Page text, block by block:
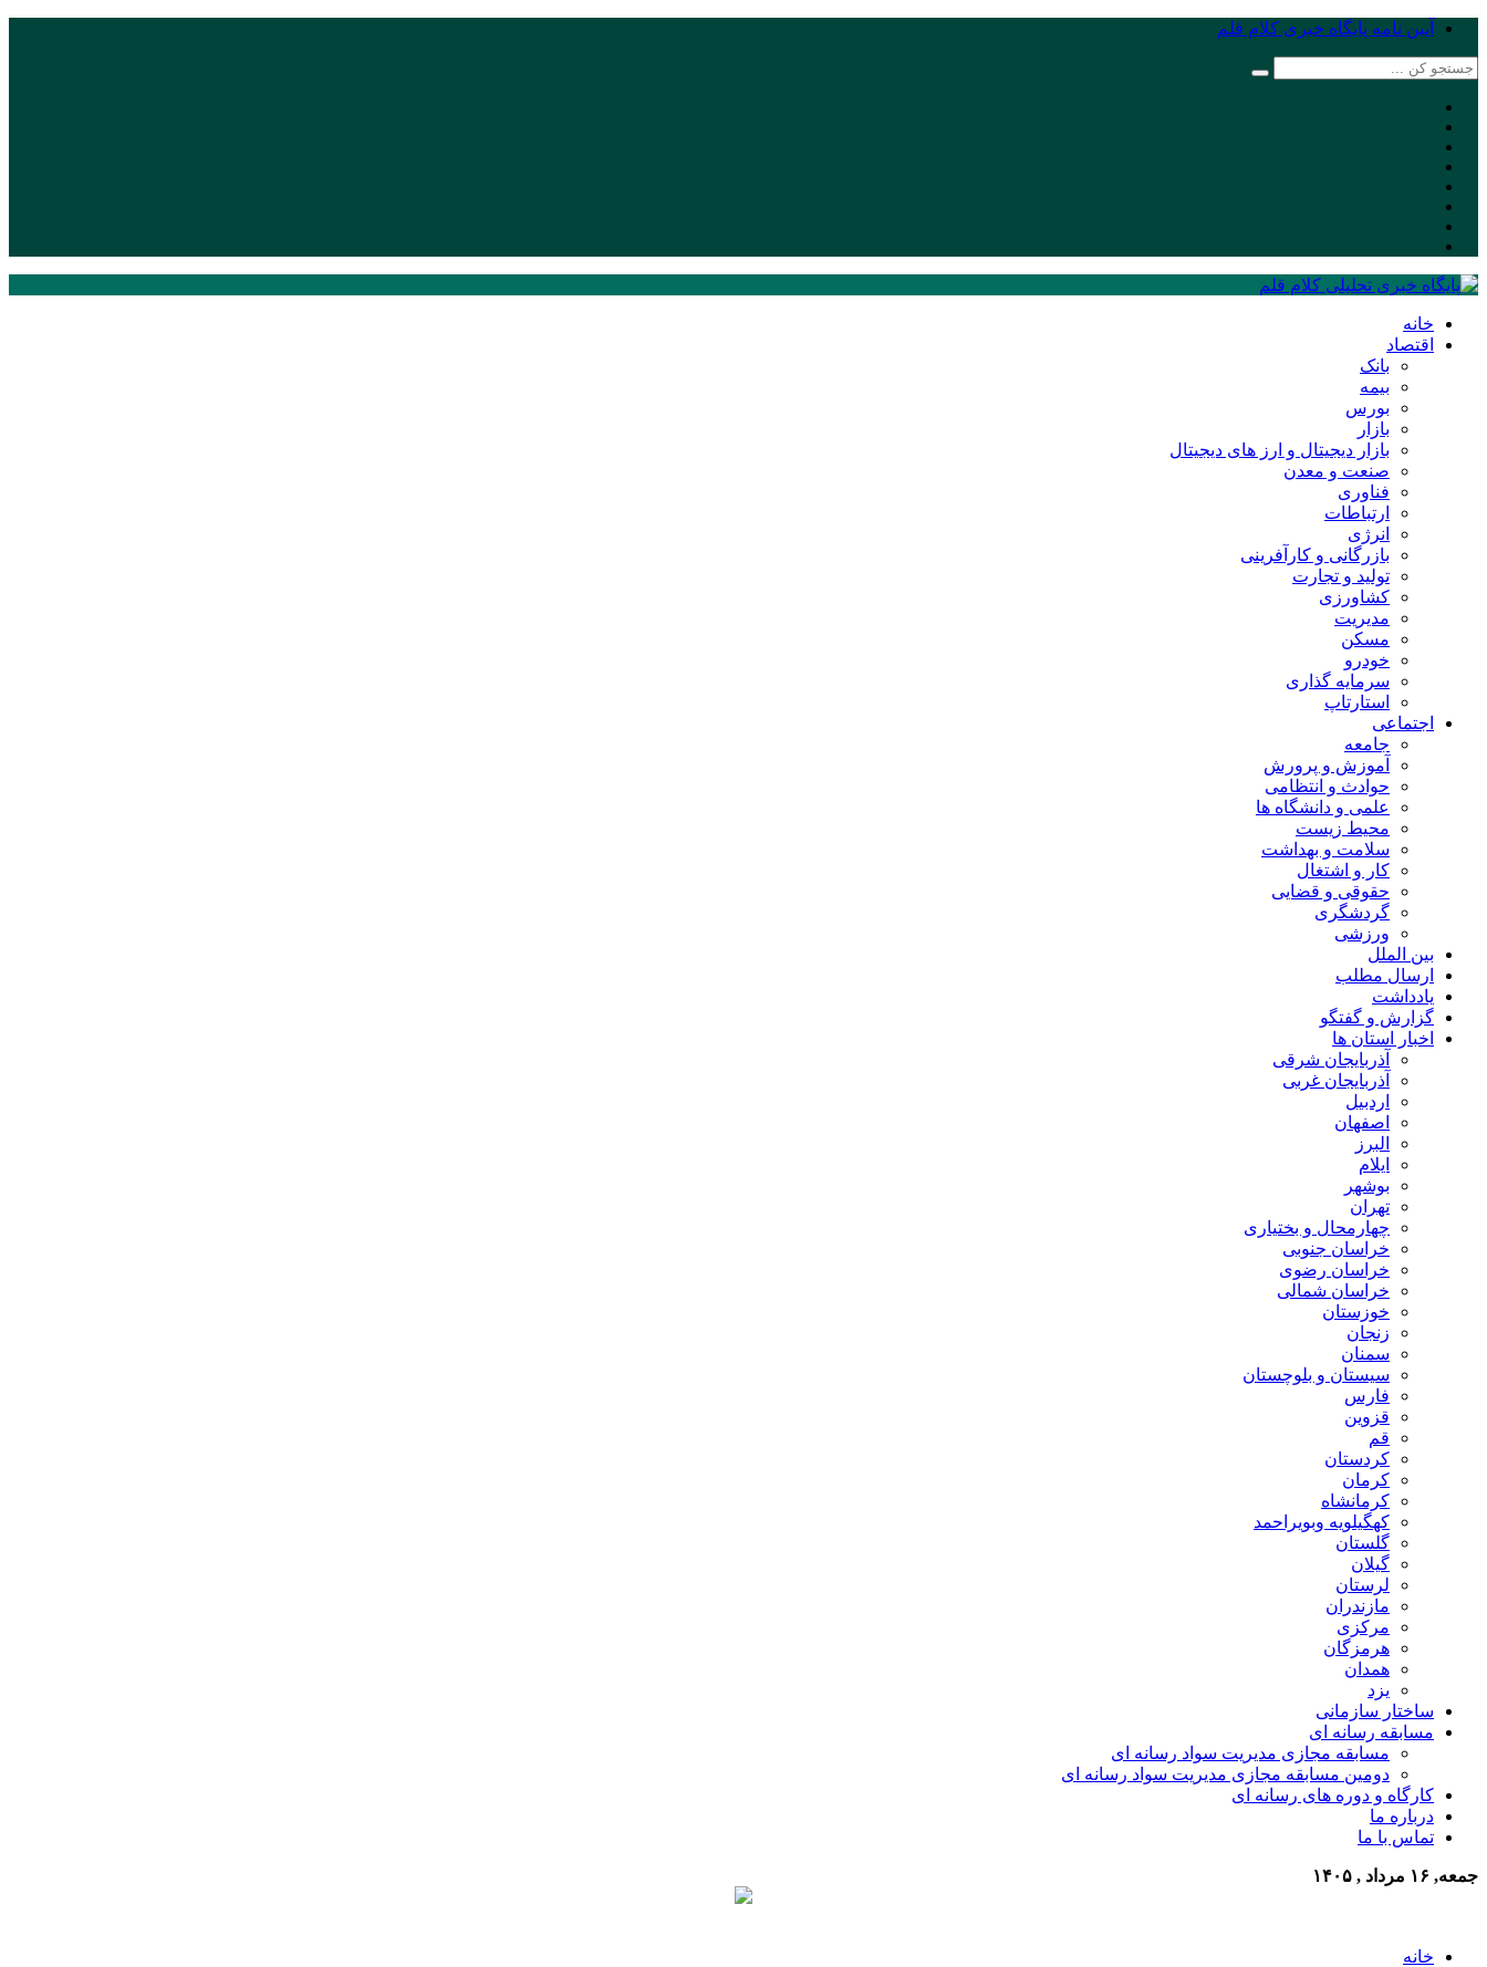
آیین نامه پایگاه خبری کلام قلم
خانه
اقتصاد
بانک
بیمه
بورس
بازار
بازار دیجیتال و ارز های دیجیتال
صنعت و معدن
فناوری
ارتباطات
انرژی
بازرگانی و کارآفرینی
تولید و تجارت
کشاورزی
مدیریت
مسکن
خودرو
سرمایه گذاری
استارتاپ
اجتماعی
جامعه
آموزش و پرورش
حوادث و انتظامی
علمی و دانشگاه ها
محیط زیست
سلامت و بهداشت
کار و اشتغال
حقوقی و قضایی
گردشگری
ورزشی
بین الملل
ارسال مطلب
یادداشت
گزارش و گفتگو
اخبار استان ها
آذربایجان شرقی
آذربایجان غربی
اردبیل
اصفهان
البرز
ایلام
بوشهر
تهران
چهارمحال و بختیاری
خراسان جنوبی
خراسان رضوی
خراسان شمالی
خوزستان
زنجان
سمنان
سیستان و بلوچستان
فارس
قزوین
قم
کردستان
کرمان
کرمانشاه
کهگیلویه وبویراحمد
گلستان
گیلان
لرستان
مازندران
مرکزی
هرمزگان
همدان
یزد
ساختار سازمانی
مسابقه رسانه ای
مسابقه مجازی مدیریت سواد رسانه ای
دومین مسابقه مجازی مدیریت سواد رسانه ای
کارگاه و دوره های رسانه ای
درباره ما
تماس با ما
جمعه, ۱۶ مرداد , ۱۴۰۵
خانه